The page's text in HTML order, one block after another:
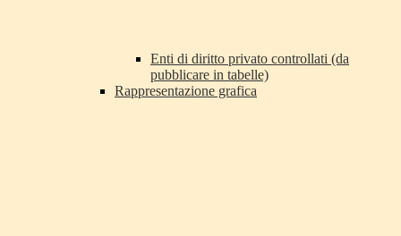
Enti di diritto privato controllati (da
pubblicare in tabelle)
Rappresentazione grafica